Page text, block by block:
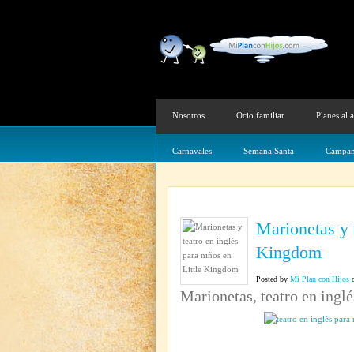
Nosotros Ocio familiar Planes al
Carnavales Semana Santa
Marionetas y
Kingdom
Posted by Mi Plan con Hijos
Marionetas, teatro en